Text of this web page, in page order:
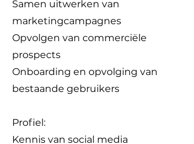
Samen uitwerken van
marketingcampagnes
Opvolgen van commerciële
prospects
Onboarding en opvolging van
bestaande gebruikers
Profiel:
Kennis van social media